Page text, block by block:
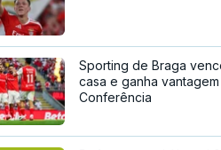
Sporting de Braga
casa e ganha vantagem
Conferência